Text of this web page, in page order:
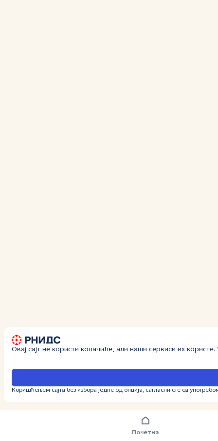
Почетна
Овај сајт не користи колачиће, али наши сервиси их
Коришћењем сајта без избора једне од опција, сагласни сте са